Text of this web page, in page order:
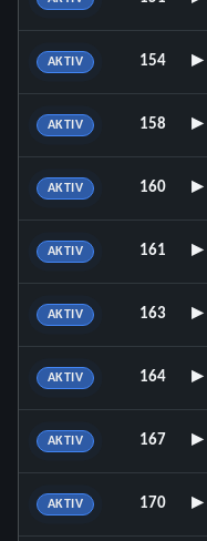
AKTIV 154 ▸
AKTIV 158 ▸
AKTIV 160 ▸
AKTIV 161 ▸
AKTIV 163 ▸
AKTIV 164 ▸
AKTIV 167 ▸
AKTIV 170 ▸